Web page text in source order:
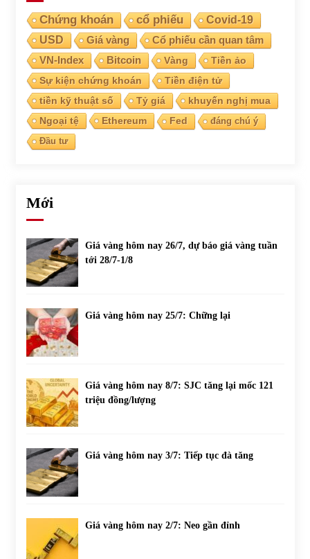
Chứng khoán cổ phiếu
Covid-19
USD
Giá vàng Cổ phiếu cần quan tâm
VN-Index Bitcoin Vàng
Tiền ảo
Sự kiện chứng khoán
Tiền điện tử
tiền kỹ thuật số
Tỷ giá
khuyến nghị mua
Ngoại tệ
Ethereum Fed
đáng chú ý
Đầu tư
Mới
Giá vàng hôm nay 26/7, dự báo giá vàng tuần
tới 28/7-1/8
Giá vàng hôm nay 25/7: Chững lại
Giá vàng hôm nay 8/7: SJC tăng lại mốc 121
triệu đồng/lượng
Giá vàng hôm nay 3/7: Tiếp tục đà tăng
Giá vàng hôm nay 2/7: Neo gần đỉnh